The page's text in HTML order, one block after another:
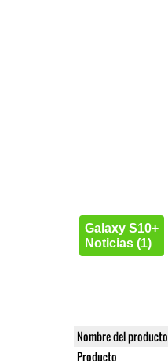
Galaxy S10+
Noticias (1)
Nombre del producto
Producto